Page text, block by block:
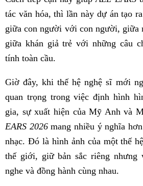
tác văn hóa, thì lần này dự án tạo
giữa con người với con người, giữa
giữa khán giả trẻ với những câu
tính toàn cầu.
Giờ đây, khi thế hệ nghệ sĩ mới
quan trọng trong việc định hình
gia, sự xuất hiện của Mỹ Anh và
EARS 2026mang nhiều ý nghĩa
nhạc. Đó là hình ảnh của một thế
thế giới, giữ bản sắc riêng nhưng
nghe và đồng hành cùng nhau.